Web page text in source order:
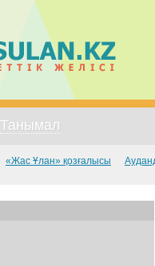
Танымал
«Жас Ұлан» қозғалысы